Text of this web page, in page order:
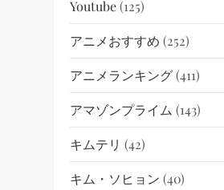
Youtube(125)
アニメおすすめ (252)
アニメランキング(411)
アマゾンプライム (143)
キムテリ (42)
キム・ソヒョン (40)